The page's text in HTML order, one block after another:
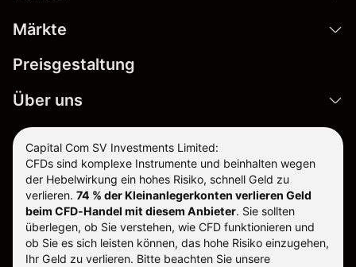
Märkte
Preisgestaltung
Über uns
Capital Com SV Investments Limited:
CFDs sind komplexe Instrumente und beinhalten wegen
der Hebelwirkung ein hohes Risiko, schnell Geld zu
verlieren. 74 % der Kleinanlegerkonten verlieren Geld
beim CFD-Handel mit diesem Anbieter. Sie sollten
überlegen, ob Sie verstehen, wie CFD funktionieren und
ob Sie es sich leisten können, das hohe Risiko einzugehen,
Ihr Geld zu verlieren. Bitte beachten Sie unsere